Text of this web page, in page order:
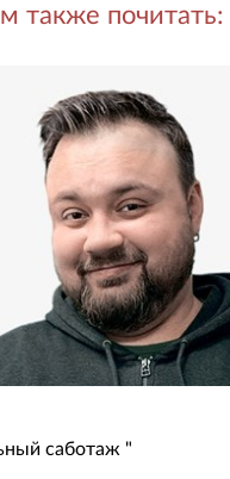
также почитать:
саботаж "